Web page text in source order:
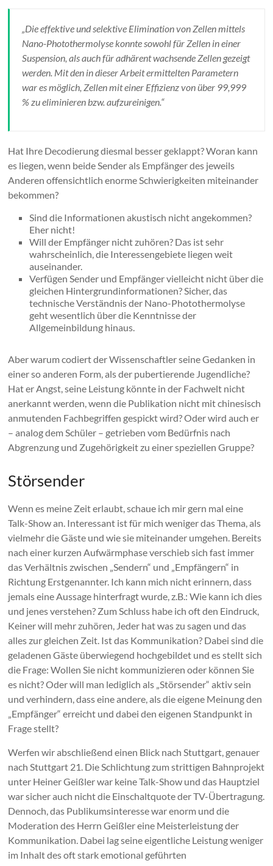
„Die effektive und selektive Elimination von Zellen mittels
Nano-Photothermolyse konnte sowohl für Zellen in einer
Suspension, als auch für adhärent wachsende Zellen gezeigt
werden. Mit den in dieser Arbeit ermittelten Parametern
war es möglich, Zellen mit einer Effizienz von über 99,999
% zu eliminieren bzw. aufzureinigen.“
Hat Ihre Decodierung diesmal besser geklappt? Woran kann
es liegen, wenn beide Sender als Empfänger des jeweils
Anderen offensichtlich enorme Schwierigkeiten miteinander
bekommen?
Sind die Informationen akustisch nicht angekommen?
Eher nicht!
Will der Empfänger nicht zuhören? Das ist sehr
wahrscheinlich, die Interessengebiete liegen weit
auseinander.
Verfügen Sender und Empfänger vielleicht nicht über die
gleichen Hintergrundinformationen? Sicher, das
technische Verständnis der Nano-Photothermolyse
geht wesentlich über die Kenntnisse der
Allgemeinbildung hinaus.
Aber warum codiert der Wissenschaftler seine Gedanken in
einer so anderen Form, als der pubertierende Jugendliche?
Hat er Angst, seine Leistung könnte in der Fachwelt nicht
anerkannt werden, wenn die Publikation nicht mit chinesisch
anmutenden Fachbegriffen gespickt wird? Oder wird auch er
– analog dem Schüler – getrieben vom Bedürfnis nach
Abgrenzung und Zugehörigkeit zu einer speziellen Gruppe?
Störsender
Wenn es meine Zeit erlaubt, schaue ich mir gern mal eine
Talk-Show an. Interessant ist für mich weniger das Thema, als
vielmehr die Gäste und wie sie miteinander umgehen. Bereits
nach einer kurzen Aufwärmphase verschieb sich fast immer
das Verhältnis zwischen „Sendern“ und „Empfängern“ in
Richtung Erstgenannter. Ich kann mich nicht erinnern, dass
jemals eine Aussage hinterfragt wurde, z.B.: Wie kann ich dies
und jenes verstehen? Zum Schluss habe ich oft den Eindruck,
Keiner will mehr zuhören, Jeder hat was zu sagen und das
alles zur gleichen Zeit. Ist das Kommunikation? Dabei sind die
geladenen Gäste überwiegend hochgebildet und es stellt sich
die Frage: Wollen Sie nicht kommunizieren oder können Sie
es nicht? Oder will man lediglich als „Störsender“ aktiv sein
und verhindern, dass eine andere, als die eigene Meinung den
„Empfänger“ erreicht und dabei den eigenen Standpunkt in
Frage stellt?
Werfen wir abschließend einen Blick nach Stuttgart, genauer
nach Stuttgart 21. Die Schlichtung zum strittigen Bahnprojekt
unter Heiner Geißler war keine Talk-Show und das Hauptziel
war sicher auch nicht die Einschaltquote der TV-Übertragung.
Dennoch, das Publikumsinteresse war enorm und die
Moderation des Herrn Geißler eine Meisterleistung der
Kommunikation. Dabei lag seine eigentliche Leistung weniger
im Inhalt des oft stark emotional geführten